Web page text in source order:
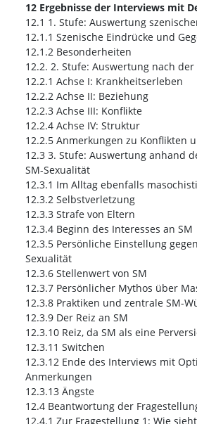
12 Ergebnisse der Interviews mit
12.1 1. Stufe: Auswertung
12.1.1 Szenische Eindrücke und
12.1.2 Besonderheiten
12.2. 2. Stufe: Auswertung nach der
12.2.1 Achse I: Krankheitserleben
12.2.2 Achse II: Beziehung
12.2.3 Achse III: Konflikte
12.2.4 Achse IV: Struktur
12.2.5 Anmerkungen zu Konflikten
12.3 3. Stufe: Auswertung anhand
SM-Sexualität
12.3.1 Im Alltag ebenfalls
12.3.2 Selbstverletzung
12.3.3 Strafe von Eltern
12.3.4 Beginn des Interesses an SM
12.3.5 Persönliche Einstellung
Sexualität
12.3.6 Stellenwert von SM
12.3.7 Persönlicher Mythos über
12.3.8 Praktiken und zentrale SM-
12.3.9 Der Reiz an SM
12.3.10 Reiz, da SM als eine
12.3.11 Switchen
12.3.12 Ende des Interviews mit
Anmerkungen
12.3.13 Ängste
12.4 Beantwortung der
12.4.1 Zur Fragestellung 1: Wie